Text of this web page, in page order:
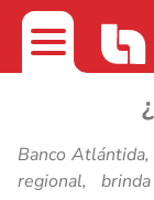
Banco
regional,